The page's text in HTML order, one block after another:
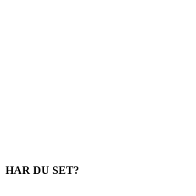
HAR DU SET?